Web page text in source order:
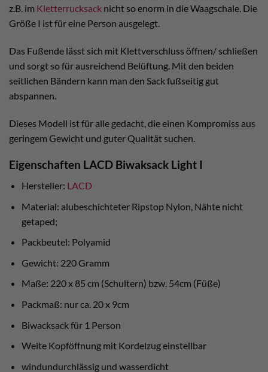
z.B. im Kletterrucksack nicht so enorm in die Waagschale. Die
Größe I ist für eine Person ausgelegt.
Das Fußende lässt sich mit Klettverschluss öffnen/ schließen
und sorgt so für ausreichend Belüftung. Mit den beiden
seitlichen Bändern kann man den Sack fußseitig gut
abspannen.
Dieses Modell ist für alle gedacht, die einen Kompromiss aus
geringem Gewicht und guter Qualität suchen.
Eigenschaften LACD Biwaksack Light I
Hersteller: LACD
Material: alubeschichteter Ripstop Nylon, Nähte nicht
getaped;
Packbeutel: Polyamid
Gewicht: 220 Gramm
Maße: 220 x 85 cm (Schultern) bzw. 54cm (Füße)
Packmaß: nur ca. 20 x 9cm
Biwacksack für 1 Person
Weite Kopföffnung mit Kordelzug einstellbar
windundurchlässig und wasserdicht